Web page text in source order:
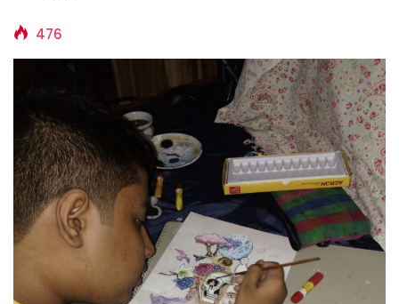
476